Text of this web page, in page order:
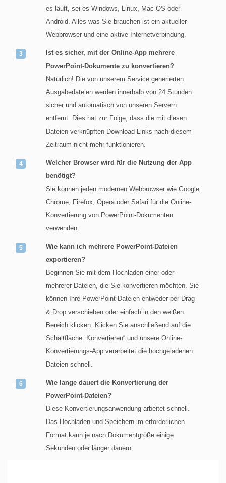
es läuft, sei es Windows, Linux, Mac OS oder
Android. Alles was Sie brauchen ist ein aktueller
Webbrowser und eine aktive Internetverbindung.
Ist es sicher, mit der Online-App mehrere
PowerPoint-Dokumente zu konvertieren?
Natürlich! Die von unserem Service generierten
Ausgabedateien werden innerhalb von 24 Stunden
sicher und automatisch von unseren Servern
entfernt. Dies hat zur Folge, dass die mit diesen
Dateien verknüpften Download-Links nach diesem
Zeitraum nicht mehr funktionieren.
Welcher Browser wird für die Nutzung der App
benötigt?
Sie können jeden modernen Webbrowser wie Google
Chrome, Firefox, Opera oder Safari für die Online-
Konvertierung von PowerPoint-Dokumenten
verwenden.
Wie kann ich mehrere PowerPoint-Dateien
exportieren?
Beginnen Sie mit dem Hochladen einer oder
mehrerer Dateien, die Sie konvertieren möchten. Sie
können Ihre PowerPoint-Dateien entweder per Drag
& Drop verschieben oder einfach in den weißen
Bereich klicken. Klicken Sie anschließend auf die
Schaltfläche „Konvertieren“ und unsere Online-
Konvertierungs-App verarbeitet die hochgeladenen
Dateien schnell.
Wie lange dauert die Konvertierung der
PowerPoint-Dateien?
Diese Konvertierungsanwendung arbeitet schnell.
Das Hochladen und Speichern im erforderlichen
Format kann je nach Dokumentgröße einige
Sekunden oder länger dauern.